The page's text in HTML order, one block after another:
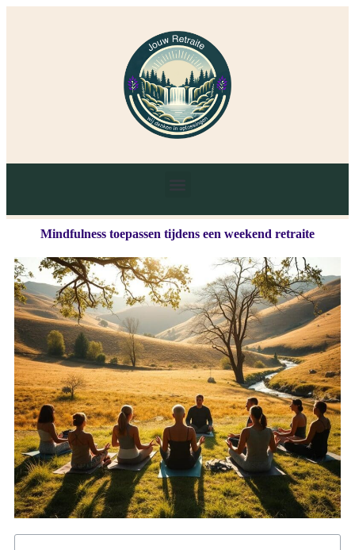
Mindfulness toepassen tijdens een weekend retraite